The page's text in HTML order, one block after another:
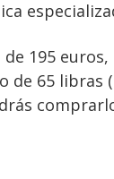
195
de 65 libras